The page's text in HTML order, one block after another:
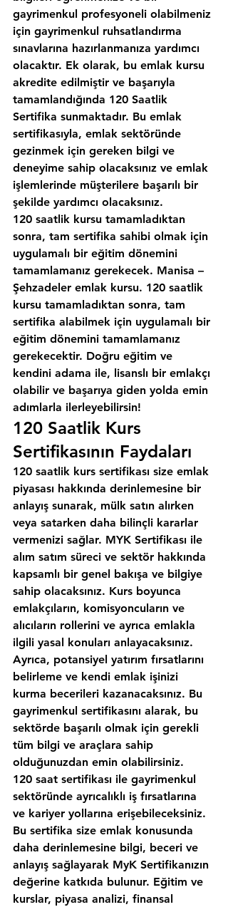
gayrimenkul profesyoneli olabilmeniz
için gayrimenkul ruhsatlandırma
sınavlarına hazırlanmanıza yardımcı
olacaktır. Ek olarak, bu emlak kursu
akredite edilmiştir ve başarıyla
tamamlandığında 120 Saatlik
Sertifika sunmaktadır. Bu emlak
sertifikasıyla, emlak sektöründe
gezinmek için gereken bilgi ve
deneyime sahip olacaksınız ve emlak
işlemlerinde müşterilere başarılı bir
şekilde yardımcı olacaksınız.
120 saatlik kursu tamamladıktan
sonra, tam sertifika sahibi olmak için
uygulamalı bir eğitim dönemini
tamamlamanız gerekecek. Manisa –
Şehzadeler emlak kursu. 120 saatlik
kursu tamamladıktan sonra, tam
sertifika alabilmek için uygulamalı bir
eğitim dönemini tamamlamanız
gerekecektir. Doğru eğitim ve
kendini adama ile, lisanslı bir emlakçı
olabilir ve başarıya giden yolda emin
adımlarla ilerleyebilirsin!
120 Saatlik Kurs
Sertifikasının Faydaları
120 saatlik kurs sertifikası size emlak
piyasası hakkında derinlemesine bir
anlayış sunarak, mülk satın alırken
veya satarken daha bilinçli kararlar
vermenizi sağlar. MYK Sertifikası ile
alım satım süreci ve sektör hakkında
kapsamlı bir genel bakışa ve bilgiye
sahip olacaksınız. Kurs boyunca
emlakçıların, komisyoncuların ve
alıcıların rollerini ve ayrıca emlakla
ilgili yasal konuları anlayacaksınız.
Ayrıca, potansiyel yatırım fırsatlarını
belirleme ve kendi emlak işinizi
kurma becerileri kazanacaksınız. Bu
gayrimenkul sertifikasını alarak, bu
sektörde başarılı olmak için gerekli
tüm bilgi ve araçlara sahip
olduğunuzdan emin olabilirsiniz.
120 saat sertifikası ile gayrimenkul
sektöründe ayrıcalıklı iş fırsatlarına
ve kariyer yollarına erişebileceksiniz.
Bu sertifika size emlak konusunda
daha derinlemesine bilgi, beceri ve
anlayış sağlayarak MyK Sertifikanızın
değerine katkıda bulunur. Eğitim ve
kurslar, piyasa analizi, finansal